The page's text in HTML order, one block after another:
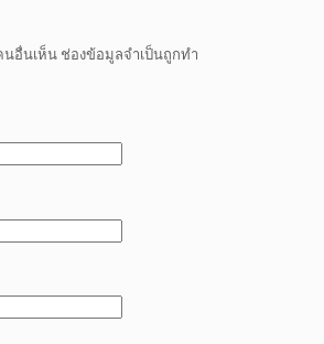
นอื่นเห็น ช่องข้อมูลจำเป็นถูกทำ